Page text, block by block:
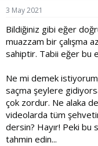
a
ş
l
t
a
t
a
r
i
i
3 May 2021
Bildiğiniz gibi eğer
muazzam bir çalışma
sahiptir. Tabii eğer bu
Ne mi demek
saçma şeylere
çok zordur. Ne alaka
videolarda tüm
dersin? Hayır! Peki bu
tahmin edin...